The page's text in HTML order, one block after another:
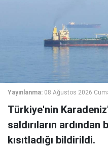
Yayınlanma: 08 Ağustos 2026
Türkiye'nin
saldırıların
kısıtladığı bildirildi.